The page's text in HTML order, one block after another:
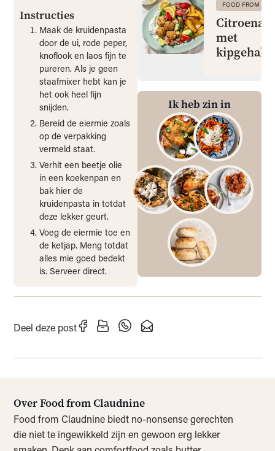
Instructies
Maak de kruidenpasta
door de ui, rode peper,
knoflook en laos fijn te
pureren. Als je geen
staafmixer hebt kan je
het ook heel fijn
snijden.
Bereid de eiermie zoals
op de verpakking
vermeld staat.
Verhit een beetje olie
in een koekenpan en
bak hier de
kruidenpasta in totdat
deze lekker geurt.
Voeg de eiermie toe en
de ketjap. Meng totdat
alles mie goed bedekt
is. Serveer direct.
FOOD FROM
met
Ik heb zin in
Deel deze post
Over Food from Claudnine
Food from Claudnine biedt no-nonsense gerechten
die niet te ingewikkeld zijn en gewoon erg lekker